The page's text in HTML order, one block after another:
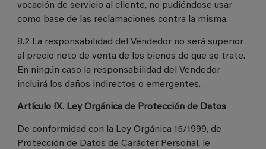
vocación de servicio al cliente, no pudiéndose usar
como base de las reclamaciones contra la misma.
8.2 La responsabilidad del Vendedor no será superior
al precio neto de venta de los bienes de que se trate.
En ningún caso la responsabilidad del Vendedor
incluirá los daños indirectos o emergentes.
Artículo IX. Ley Orgánica de Protección de Datos
De conformidad con la Ley Orgánica 15/1999, de
Protección de Datos de Carácter Personal, le